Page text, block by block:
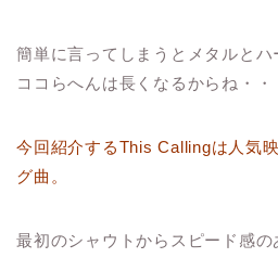
簡単に言ってしまうとメタルとハ
ココらへんは長くなるからね・・
今回紹介するThis Callingは人気
グ曲。
最初のシャウトからスピード感の